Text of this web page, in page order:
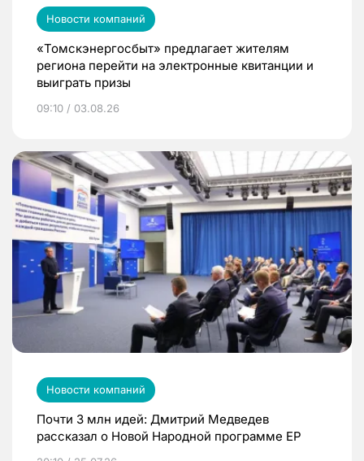
Новости компаний
«Томскэнергосбыт» предлагает жителям
региона перейти на электронные квитанции и
выиграть призы
09:10 / 03.08.26
Новости компаний
Почти 3 млн идей: Дмитрий Медведев
рассказал о Новой Народной программе ЕР